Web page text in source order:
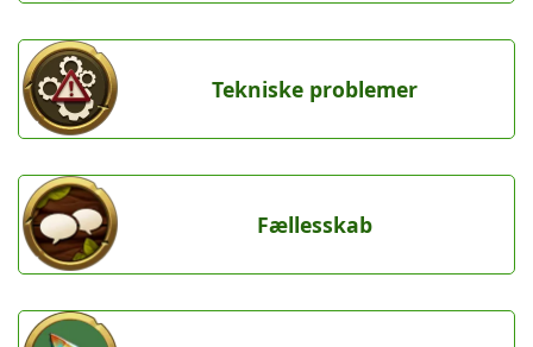
Tekniske problemer
Fællesskab